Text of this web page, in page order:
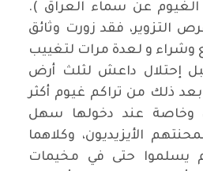
الغيوم عن سماء العراق ).
التزوير، فقد زورت وثائق
وشراء و لعدة مرات لتغييب
إحتلال داعش لثلث أرض
ذلك من تراكم غيوم أكثر
وخاصة عند دخولها سهل
الأيزيديون، وكلاهما
يسلموا حتى في مخيمات